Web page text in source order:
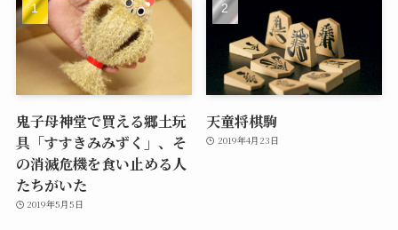
鬼子母神堂で買える郷土玩
具「すすきみみずく」、そ
の消滅危機を食い止める人
たちがいた
2019年5月5日
天童将棋駒
2019年4月23日